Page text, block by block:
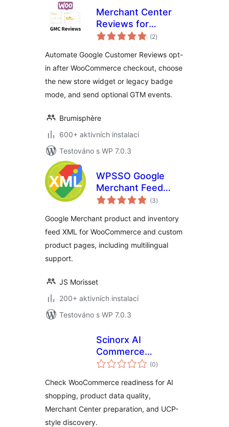
Merchant Center
Reviews for
WooCommerce
(2celkové
hodnocení
)
Automate Google Customer Reviews opt-
in after WooCommerce checkout, choose
the new store widget or legacy badge
mode, and send optional GTM events.
Brumisphère
600+ aktivních instalací
Testováno s WP 7.0.3
WPSSO Google
Merchant Feed
XML
(3celkové
hodnocení
)
Google Merchant product and inventory
feed XML for WooCommerce and custom
product pages, including multilingual
support.
JS Morisset
200+ aktivních instalací
Testováno s WP 7.0.3
Scinorx AI
Commerce
Snapshot
(0celkové
hodnocení
)
Check WooCommerce readiness for AI
shopping, product data quality,
Merchant Center preparation, and UCP-
style discovery.